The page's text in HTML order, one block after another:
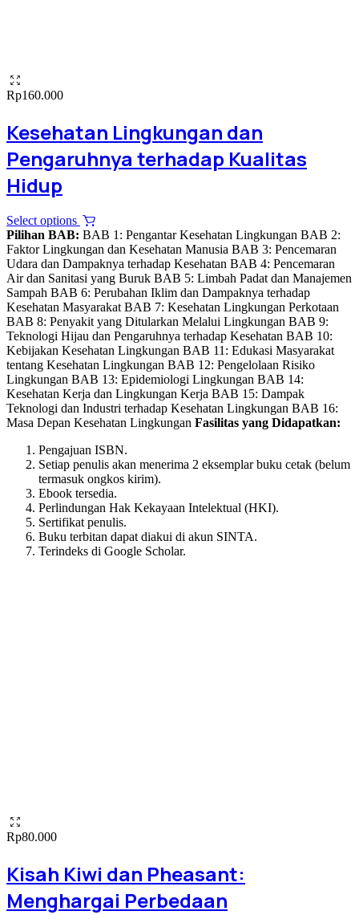
Rp160.000
Kesehatan Lingkungan dan
Pengaruhnya terhadap Kualitas
Hidup
Select options
product
has
multiple
variants.
The
options
may
be
chosen
on
the
product
page
Pilihan BAB: BAB 1: Pengantar Kesehatan Lingkungan BAB 2:
Faktor Lingkungan dan Kesehatan Manusia BAB 3: Pencemaran
Udara dan Dampaknya terhadap Kesehatan BAB 4: Pencemaran
Air dan Sanitasi yang Buruk BAB 5: Limbah Padat dan Manajemen
Sampah BAB 6: Perubahan Iklim dan Dampaknya terhadap
Kesehatan Masyarakat BAB 7: Kesehatan Lingkungan Perkotaan
BAB 8: Penyakit yang Ditularkan Melalui Lingkungan BAB 9:
Teknologi Hijau dan Pengaruhnya terhadap Kesehatan BAB 10:
Kebijakan Kesehatan Lingkungan BAB 11: Edukasi Masyarakat
tentang Kesehatan Lingkungan BAB 12: Pengelolaan Risiko
Lingkungan BAB 13: Epidemiologi Lingkungan BAB 14:
Kesehatan Kerja dan Lingkungan Kerja BAB 15: Dampak
Teknologi dan Industri terhadap Kesehatan Lingkungan BAB 16:
Masa Depan Kesehatan Lingkungan Fasilitas yang Didapatkan:
Pengajuan ISBN.
Setiap penulis akan menerima 2 eksemplar buku cetak (belum
termasuk ongkos kirim).
Ebook tersedia.
Perlindungan Hak Kekayaan Intelektual (HKI).
Sertifikat penulis.
Buku terbitan dapat diakui di akun SINTA.
Terindeks di Google Scholar.
Rp80.000
Kisah Kiwi dan Pheasant:
Menghargai Perbedaan